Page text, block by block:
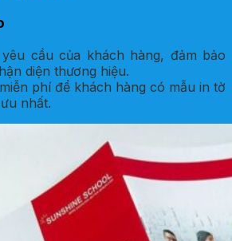
cầu của khách hàng, đảm bảo
diện thương hiệu.
phí để khách hàng có mẫu in tờ
nhất.